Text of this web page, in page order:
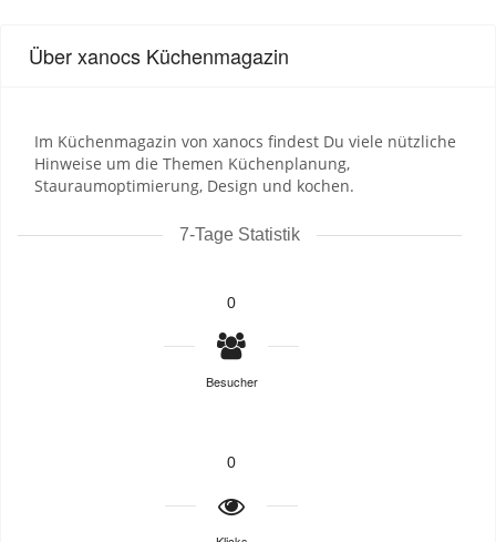
Über xanocs Küchenmagazin
Im Küchenmagazin von xanocs findest Du viele nützliche
Hinweise um die Themen Küchenplanung,
Stauraumoptimierung, Design und kochen.
7-Tage Statistik
0
Besucher
0